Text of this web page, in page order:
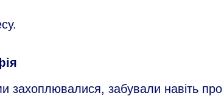
забували навіть про